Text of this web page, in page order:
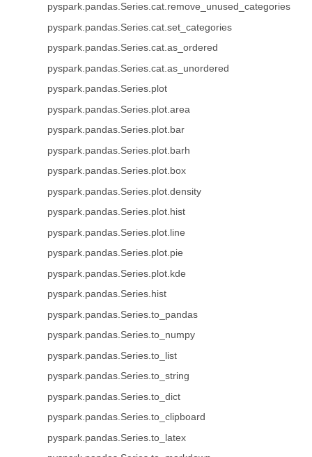
pyspark.pandas.Series.cat.remove_unused_categories
pyspark.pandas.Series.cat.set_categories
pyspark.pandas.Series.cat.as_ordered
pyspark.pandas.Series.cat.as_unordered
pyspark.pandas.Series.plot
pyspark.pandas.Series.plot.area
pyspark.pandas.Series.plot.bar
pyspark.pandas.Series.plot.barh
pyspark.pandas.Series.plot.box
pyspark.pandas.Series.plot.density
pyspark.pandas.Series.plot.hist
pyspark.pandas.Series.plot.line
pyspark.pandas.Series.plot.pie
pyspark.pandas.Series.plot.kde
pyspark.pandas.Series.hist
pyspark.pandas.Series.to_pandas
pyspark.pandas.Series.to_numpy
pyspark.pandas.Series.to_list
pyspark.pandas.Series.to_string
pyspark.pandas.Series.to_dict
pyspark.pandas.Series.to_clipboard
pyspark.pandas.Series.to_latex